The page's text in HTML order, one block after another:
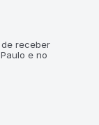
de receber
e no